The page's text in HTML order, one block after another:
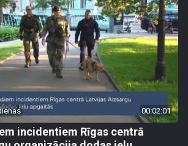
00:02:01
incidentiem Rīgas centrā